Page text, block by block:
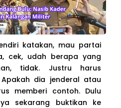
katakan, mau partai
cek, udah berapa yang
tidak. Justru harus
dia jenderal atau
memberi contoh. Dulu
sekarang buktikan ke